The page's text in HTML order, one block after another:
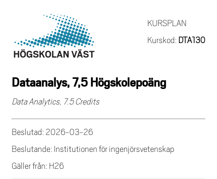
KURSPLAN
Kurskod: DTA130
Dataanalys, 7,5 Högskolepoäng
Data Analytics, 7.5 Credits
Beslutad: 2026-03-26
Beslutande: Institutionen för ingenjörsvetenskap
Gäller från: H26